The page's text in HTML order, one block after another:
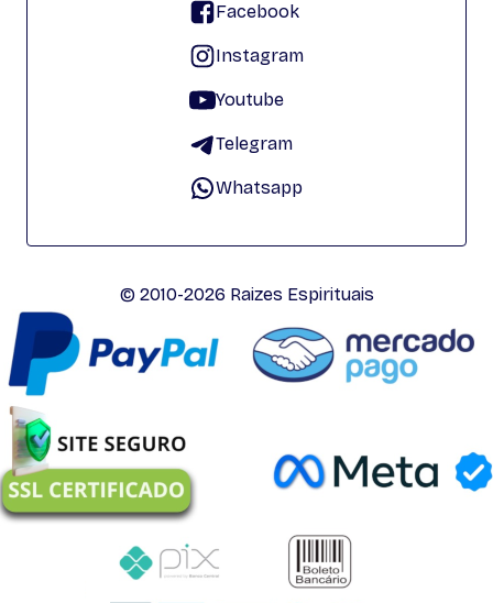
Facebook
Instagram
Youtube
Telegram
Whatsapp
© 2010-2026 Raizes Espirituais